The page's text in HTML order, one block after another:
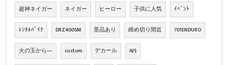
超神ネイガー ネイガー ヒーロー 子供に人気 ｲﾍﾞﾝﾄ
ﾚﾝﾀﾙﾊﾞｲｸ DRZ400SM 景品あり 締め切り間近 701ENDURO
火の玉から― custom デカール AJS